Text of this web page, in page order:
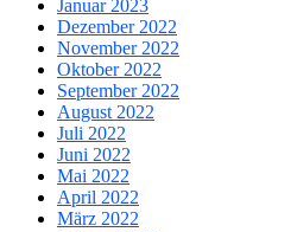
Januar 2023
Dezember 2022
November 2022
Oktober 2022
September 2022
August 2022
Juli 2022
Juni 2022
Mai 2022
April 2022
März 2022